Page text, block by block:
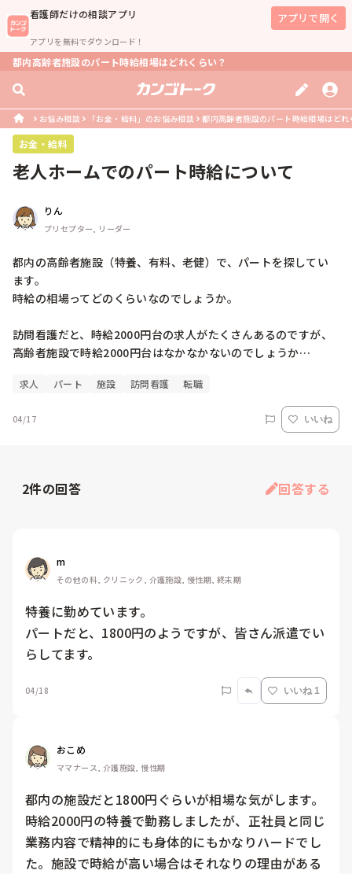
看護師だけの相談アプリ
アプリを無料でダウンロード！
アプリで開く
都内高齢者施設のパート時給相場はどれくらい？
お悩み相談 「お金・給料」のお悩み相談 都内高齢者施設のパート時給相場はどれ
お金・給料
老人ホームでのパート時給について
りん
プリセプター, リーダー
都内の高齢者施設（特養、有料、老健）で、パートを探してい
ます。
時給の相場ってどのくらいなのでしょうか。
訪問看護だと、時給2000円台の求人がたくさんあるのですが、
高齢者施設で時給2000円台はなかなかないのでしょうか…
求人 パート 施設 訪問看護 転職
04/17 いいね
2件の回答 回答する
m
その他の科, クリニック, 介護施設, 慢性期, 終末期
特養に勤めています。
パートだと、1800円のようですが、皆さん派遣でい
らしてます。
04/18 いいね 1
おこめ
ママナース, 介護施設, 慢性期
都内の施設だと1800円ぐらいが相場な気がします。
時給2000円の特養で勤務しましたが、正社員と同じ
業務内容で精神的にも身体的にもかなりハードでし
た。施設で時給が高い場合はそれなりの理由がある